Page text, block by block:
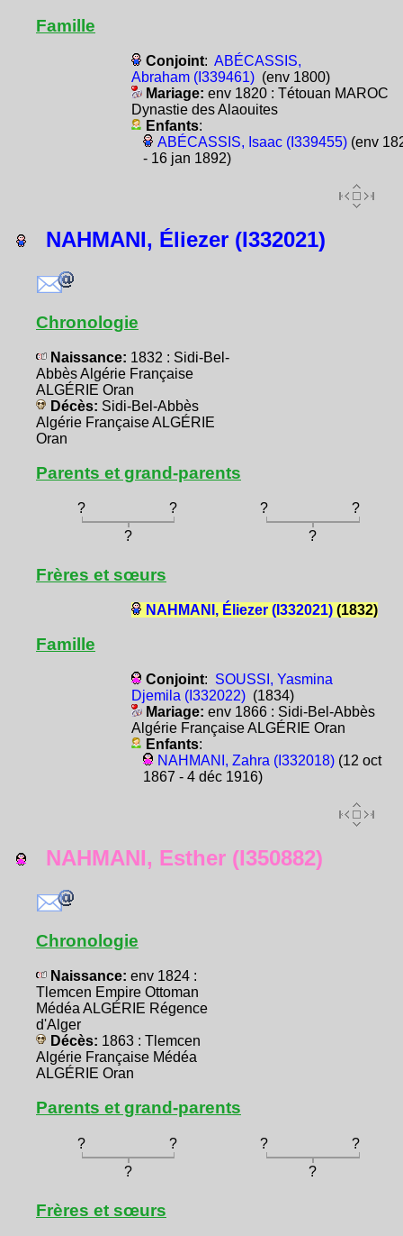
Famille
Conjoint: ABÉCASSIS,
Abraham (I339461)(env 1800)
Mariage: env 1820 : Tétouan MAROC
Dynastie des Alaouites
Enfants:
ABÉCASSIS, Isaac (I339455)(env
- 16 jan 1892)
NAHMANI, Éliezer (I332021)
Chronologie
Naissance: 1832 : Sidi-Bel-
Abbès Algérie Française
ALGÉRIE Oran
Décès: Sidi-Bel-Abbès
Algérie Française ALGÉRIE
Oran
Parents et grand-parents
? ? ?
?
?
?
Frères et sœurs
NAHMANI, Éliezer (I332021)(1832)
Famille
Conjoint: SOUSSI, Yasmina
Djemila (I332022)(1834)
Mariage: env 1866 : Sidi-Bel-Abbès
Algérie Française ALGÉRIE Oran
Enfants:
NAHMANI, Zahra (I332018)(12 oct
1867 - 4 déc 1916)
NAHMANI, Esther (I350882)
Chronologie
Naissance: env 1824 :
Tlemcen Empire Ottoman
Médéa ALGÉRIE Régence
d'Alger
Décès: 1863 : Tlemcen
Algérie Française Médéa
ALGÉRIE Oran
Parents et grand-parents
? ? ?
?
?
?
Frères et sœurs